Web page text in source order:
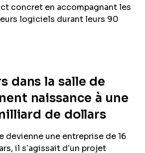
concret en accompagnant les
logiciels durant leurs 90
dans la salle de
naissance à une
de dollars
devienne une entreprise de 16
il s’agissait d’un projet